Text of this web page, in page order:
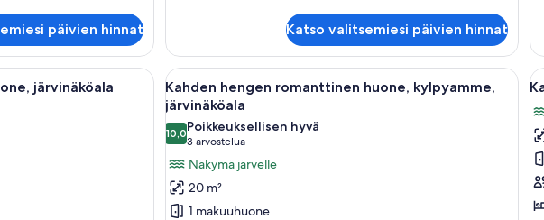
päivien hinnat
club-
huone,
osittainen
järvinäköala
Katso valitsemiesi päivien hinnat
jossa on sänky, televisio, työpöytä, tuoli ja näkymä merelle.
järvinäköala
Avaa
kaikki
huonetyypin
Kahden
hengen
romanttinen
huone,
Makuuhuoneessa on suuri sänky,
9
Kahden hengen romanttinen huone, kylpyamme,
järvinäköala
10,010,0 kautta 10
Poikkeuksellisen hyvä
3 arvostelua
(3
arvostelua)
Näkymä järvelle
20 m²
1 makuuhuone